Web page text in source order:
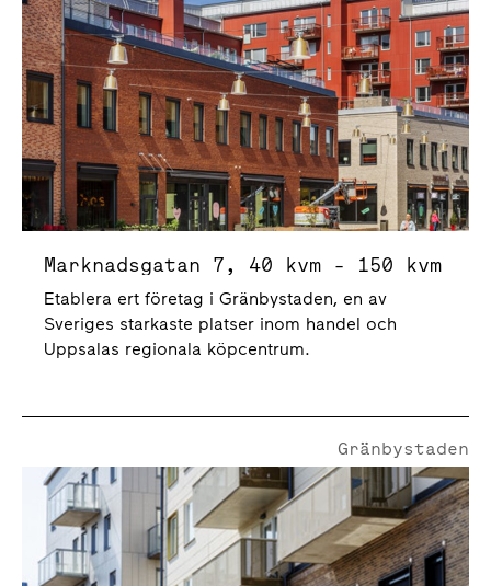
Marknadsgatan 7, 40 kvm - 150 kvm
Etablera ert företag i Gränbystaden, en av
Sveriges starkaste platser inom handel och
Uppsalas regionala köpcentrum.
Marknadsgatan 7
Gränbystaden